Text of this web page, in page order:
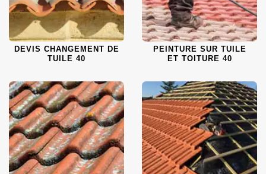
DEVIS CHANGEMENT DE
TUILE 40
PEINTURE SUR TUILE
ET TOITURE 40